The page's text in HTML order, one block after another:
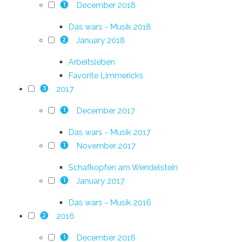
1 December 2018
Das wars - Musik 2018
2 January 2018
Arbeitsleben
Favorite Limmericks
3 2017
1 December 2017
Das wars - Musik 2017
1 November 2017
Schafkopfen am Wendelstein
1 January 2017
Das wars - Musik 2016
2 2016
1 December 2016